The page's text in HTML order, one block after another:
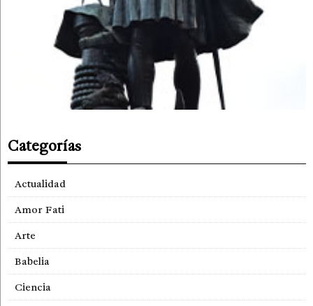
Categorías
Actualidad
Amor Fati
Arte
Babelia
Ciencia